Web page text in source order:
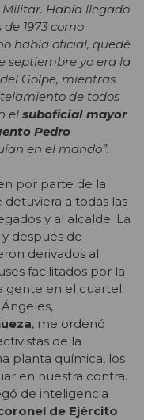
Había llegado
1973 como
había oficial, quedé
septiembre yo era la
Golpe, mientras
de todos
el suboficial mayor
Pedro
en el mando”.
por parte de la
a todas las
y al alcalde. La
después de
derivados al
facilitados por la
gente en el cuartel.
, me ordenó
de la
planta química, los
en nuestra contra.
de inteligencia
de Ejército